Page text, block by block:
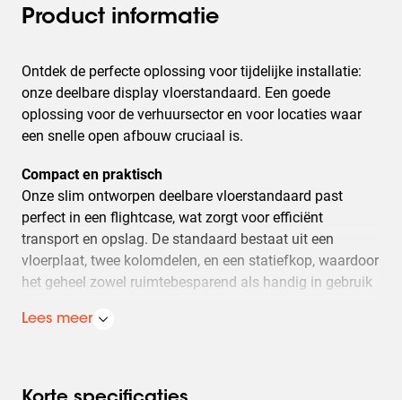
Product informatie
Ontdek de perfecte oplossing voor tijdelijke installatie:
onze deelbare display vloerstandaard. Een goede
oplossing voor de verhuursector en voor locaties waar
een snelle open afbouw cruciaal is.
Compact en praktisch
Onze slim ontworpen deelbare vloerstandaard past
perfect in een flightcase, wat zorgt voor efficiënt
transport en opslag. De standaard bestaat uit een
vloerplaat, twee kolomdelen, en een statiefkop, waardoor
het geheel zowel ruimtebesparend als handig in gebruik
gereedschap opgebouwd kan worden. De geïntegreerde
Lees meer